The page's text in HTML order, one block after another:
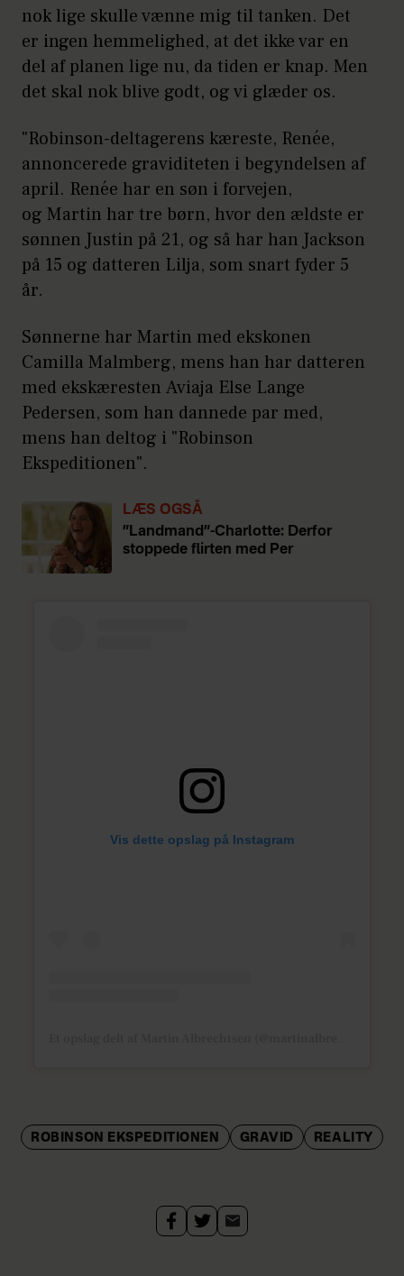
nok lige skulle vænne mig til tanken. Det
er ingen hemmelighed, at det ikke var en
del af planen lige nu, da tiden er knap. Men
det skal nok blive godt, og vi glæder os.
"Robinson-deltagerens kæreste, Renée,
annoncerede graviditeten i begyndelsen af
april. Renée har en søn i forvejen,
og Martin har tre børn, hvor den ældste er
sønnen Justin på 21, og så har han Jackson
på 15 og datteren Lilja, som snart fyder 5
år.
Sønnerne har Martin med ekskonen
Camilla Malmberg, mens han har datteren
med ekskæresten Aviaja Else Lange
Pedersen, som han dannede par med,
mens han deltog i "Robinson
Ekspeditionen".
LÆS OGSÅ
”Landmand”-Charlotte: Derfor
stoppede flirten med Per
Vis dette opslag på Instagram
ROBINSON EKSPEDITIONEN GRAVID REALITY